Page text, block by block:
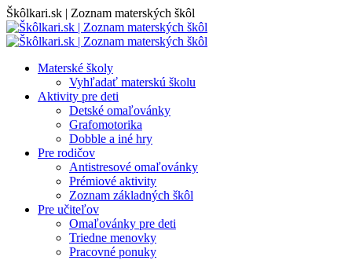
Skip
to
content
Škôlkari.sk | Zoznam materských škôl
Materské školy
Vyhľadať materskú školu
Aktivity pre deti
Detské omaľovánky
Grafomotorika
Dobble a iné hry
Pre rodičov
Antistresové omaľovánky
Prémiové aktivity
Zoznam základných škôl
Pre učiteľov
Omaľovánky pre deti
Triedne menovky
Pracovné ponuky